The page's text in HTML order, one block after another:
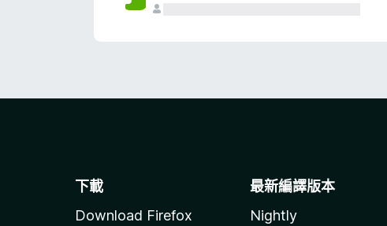
下載
Download Firefox
最新編譯版本
Nightly